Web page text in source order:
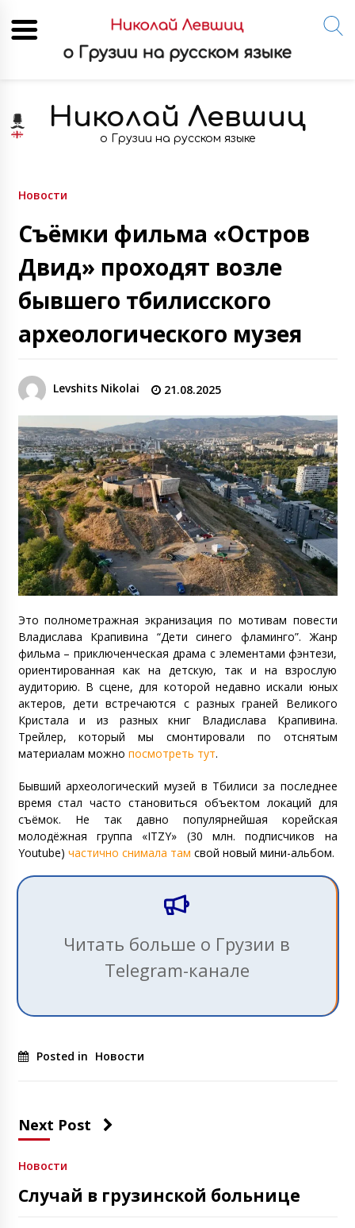
content
Николай Левшиц
о Грузии на русском языке
Новости
Съёмки фильма «Остров
Двид» проходят возле
бывшего тбилисского
археологического музея
Levshits Nikolai 21.08.2025
Это полнометражная экранизация по мотивам повести
Владислава Крапивина “Дети синего фламинго”. Жанр
фильма – приключенческая драма с элементами фэнтези,
ориентированная как на детскую, так и на взрослую
аудиторию. В сцене, для которой недавно искали юных
актеров, дети встречаются с разных граней Великого
Кристала и из разных книг Владислава Крапивина.
Трейлер, который мы смонтировали по отснятым
материалам можно посмотреть тут.
Бывший археологический музей в Тбилиси за последнее
время стал часто становиться объектом локаций для
съёмок. Не так давно популярнейшая корейская
молодёжная группа «ITZY» (30 млн. подписчиков на
Youtube) частично снимала там свой новый мини-альбом.
Читать больше о Грузии в
Telegram-канале
Posted in Новости
Next Post
Новости
Случай в грузинской больнице